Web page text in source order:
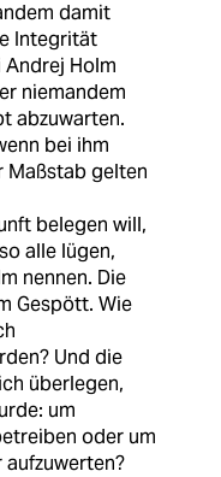
damit
Integrität
Holm
niemandem
abzuwarten.
bei ihm
Maßstab gelten
belegen will,
alle lügen,
nennen. Die
Gespött. Wie
Und die
überlegen,
um
oder um